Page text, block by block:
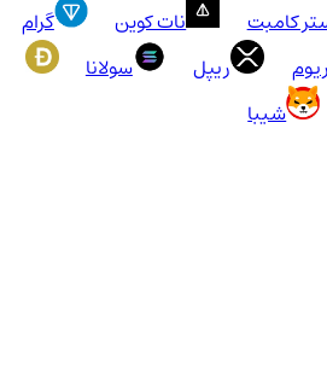
کامبت نات کوین
گرام
ریپل
سولانا
شیبا